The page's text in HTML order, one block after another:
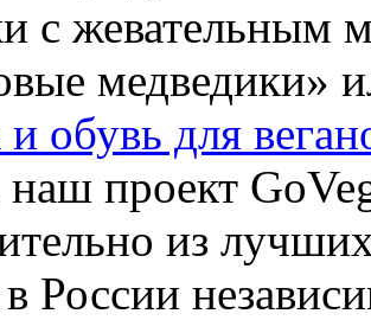
с жевательным
медведики»
обувь для
наш проект
из
России